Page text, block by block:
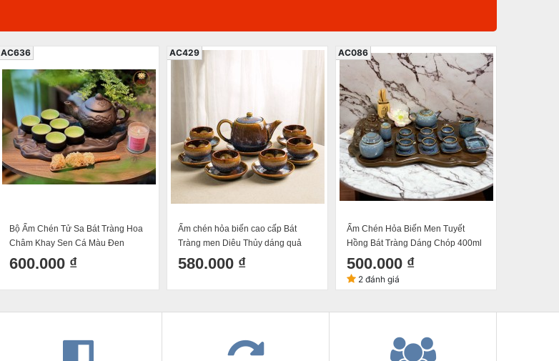
Bộ Ấm Chén Tử Sa Bát Tràng Hoa
Châm Khay Sen Cá Màu Đen
400ml
600.000 ₫
AC636
Ấm chén hỏa biến cao cấp Bát
Tràng men Diêu Thủy dáng quả
hồng mới dung tích 350ml
580.000 ₫
AC429
Ấm Chén Hỏa Biến Men Tuyết
Hồng Bát Tràng Dáng Chóp 400ml
500.000 ₫
AC086
2 đánh giá